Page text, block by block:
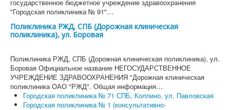
государственное бюджетное учреждение здравоохранения
"Городская поликлиника № 91"…
Поликлиника РЖД, СПБ (Дорожная клиническая
поликлиника), ул. Боровая
Поликлиника РЖД, СПБ (Дорожная клиническая поликлиника), ул.
Боровая Официальное название НЕГОСУДАРСТВЕННОЕ
УЧРЕЖДЕНИЕ ЗДРАВООХРАНЕНИЯ "Дорожная клиническая
поликлиника ОАО "РЖД". Общая информация…
Городская поликлиника № 71 СПБ, Колпино, ул. Павловская
Городская поликлиника № 1 (консультативно-